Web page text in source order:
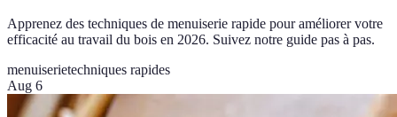
Apprenez des techniques de menuiserie rapide pour améliorer votre
efficacité au travail du bois en 2026. Suivez notre guide pas à pas.
menuiserietechniques rapides
Aug 6